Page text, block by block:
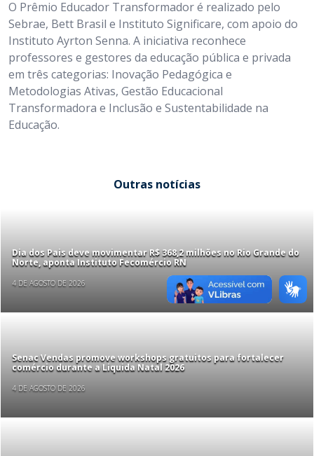
O Prêmio Educador Transformador é realizado pelo
Sebrae, Bett Brasil e Instituto Significare, com apoio do
Instituto Ayrton Senna. A iniciativa reconhece
professores e gestores da educação pública e privada
em três categorias: Inovação Pedagógica e
Metodologias Ativas, Gestão Educacional
Transformadora e Inclusão e Sustentabilidade na
Educação.
Outras notícias
Dia dos Pais deve movimentar R$ 368,2 milhões no Rio Grande do
Norte, aponta Instituto Fecomércio RN
4 DE AGOSTO DE 2026
Senac Vendas promove workshops gratuitos para fortalecer
comércio durante a Liquida Natal 2026
4 DE AGOSTO DE 2026